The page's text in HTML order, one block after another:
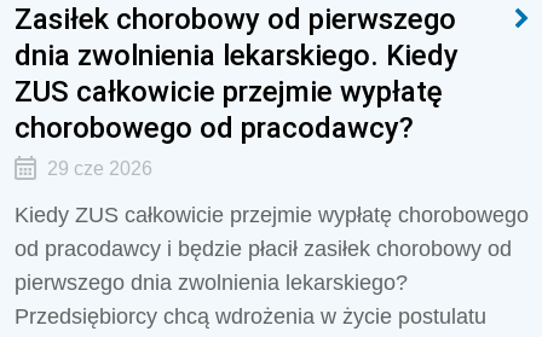
Zasiłek chorobowy od pierwszego
dnia zwolnienia lekarskiego. Kiedy
ZUS całkowicie przejmie wypłatę
chorobowego od pracodawcy?
29 cze 2026
Kiedy ZUS całkowicie przejmie wypłatę chorobowego
od pracodawcy i będzie płacił zasiłek chorobowy od
pierwszego dnia zwolnienia lekarskiego?
Przedsiębiorcy chcą wdrożenia w życie postulatu